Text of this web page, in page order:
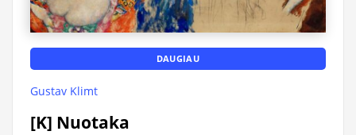
DAUGIAU
Gustav Klimt
[K] Nuotaka